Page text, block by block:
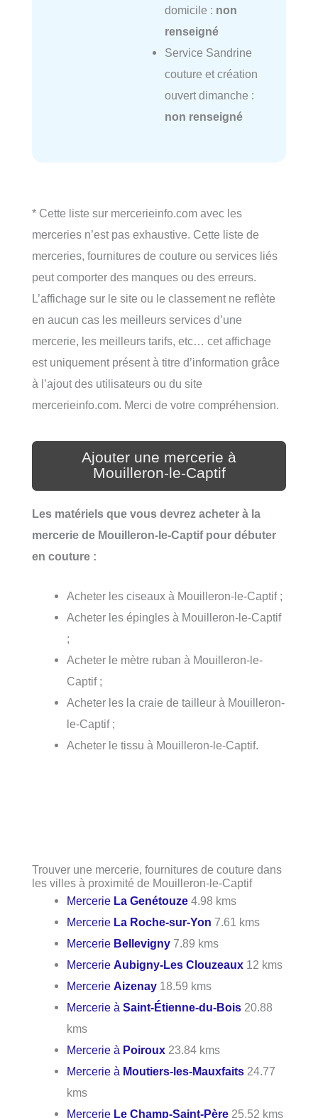
domicile : non
renseigné
Service Sandrine
couture et création
ouvert dimanche :
non renseigné
* Cette liste sur mercerieinfo.com avec les
merceries n’est pas exhaustive. Cette liste de
merceries, fournitures de couture ou services liés
peut comporter des manques ou des erreurs.
L’affichage sur le site ou le classement ne reflète
en aucun cas les meilleurs services d’une
mercerie, les meilleurs tarifs, etc… cet affichage
est uniquement présent à titre d’information grâce
à l’ajout des utilisateurs ou du site
mercerieinfo.com. Merci de votre compréhension.
Ajouter une mercerie à
Mouilleron-le-Captif
Les matériels que vous devrez acheter à la
mercerie de Mouilleron-le-Captif pour débuter
en couture :
Acheter les ciseaux à Mouilleron-le-Captif ;
Acheter les épingles à Mouilleron-le-Captif
;
Acheter le mètre ruban à Mouilleron-le-
Captif ;
Acheter les la craie de tailleur à Mouilleron-
le-Captif ;
Acheter le tissu à Mouilleron-le-Captif.
Trouver une mercerie, fournitures de couture dans
les villes à proximité de Mouilleron-le-Captif
Mercerie La Genétouze 4.98 kms
Mercerie La Roche-sur-Yon 7.61 kms
Mercerie Bellevigny 7.89 kms
MercerieAubigny-Les Clouzeaux 12 kms
MercerieAizenay 18.59 kms
Mercerie àSaint-Étienne-du-Bois 20.88
kms
Mercerie à Poiroux 23.84 kms
Mercerie à Moutiers-les-Mauxfaits 24.77
kms
Mercerie Le Champ-Saint-Père 25.52 kms